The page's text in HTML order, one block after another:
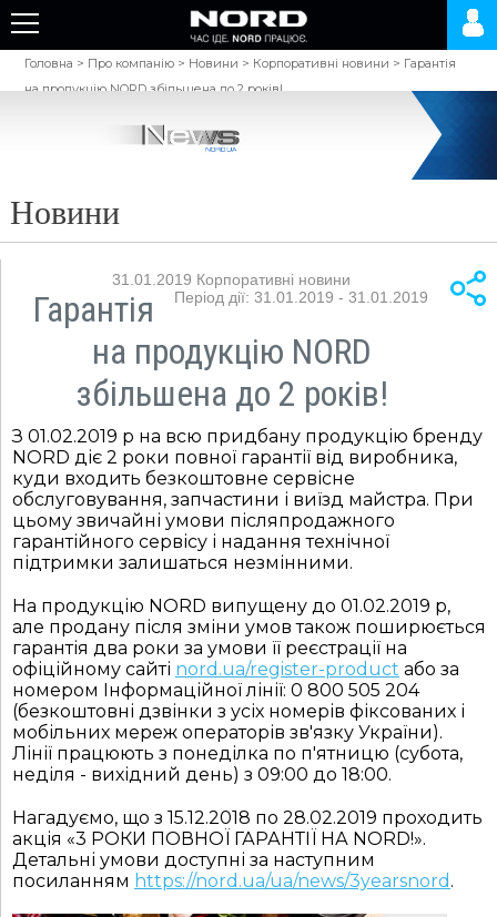
Головна > Про компанію > Новини > Корпоративні новини > Гарантія
на продукцію NORD збільшена до 2 років!
Новини
31.01.2019 Корпоративні новини
Період дії: 31.01.2019 - 31.01.2019
Гарантія
на продукцію NORD
збільшена до 2 років!
З 01.02.2019 р на всю придбану продукцію бренду
NORD діє 2 роки повної гарантії від виробника,
куди входить безкоштовне сервісне
обслуговування, запчастини і виїзд майстра. При
цьому звичайні умови післяпродажного
гарантійного сервісу і надання технічної
підтримки залишаться незмінними.
На продукцію NORD випущену до 01.02.2019 р,
але продану після зміни умов також поширюється
гарантія два роки за умови її реєстрації на
офіційному сайті nord.ua/register-product або за
номером Інформаційної лінії: 0 800 505 204
(безкоштовні дзвінки з усіх номерів фіксованих і
мобільних мереж операторів зв'язку України).
Лінії працюють з понеділка по п'ятницю (субота,
неділя - вихідний день) з 09:00 до 18:00.
Нагадуємо, що з 15.12.2018 по 28.02.2019 проходить
акція «3 РОКИ ПОВНОЇ ГАРАНТІЇ НА NORD!».
Детальні умови доступні за наступним
посиланням https://nord.ua/ua/news/3yearsnord .